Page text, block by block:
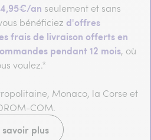
an seulement et sans
bénéficiez d'offres
frais de livraison offerts en
pendant 12 mois, où
voulez.*
Monaco, la Corse et
COM.
savoir plus